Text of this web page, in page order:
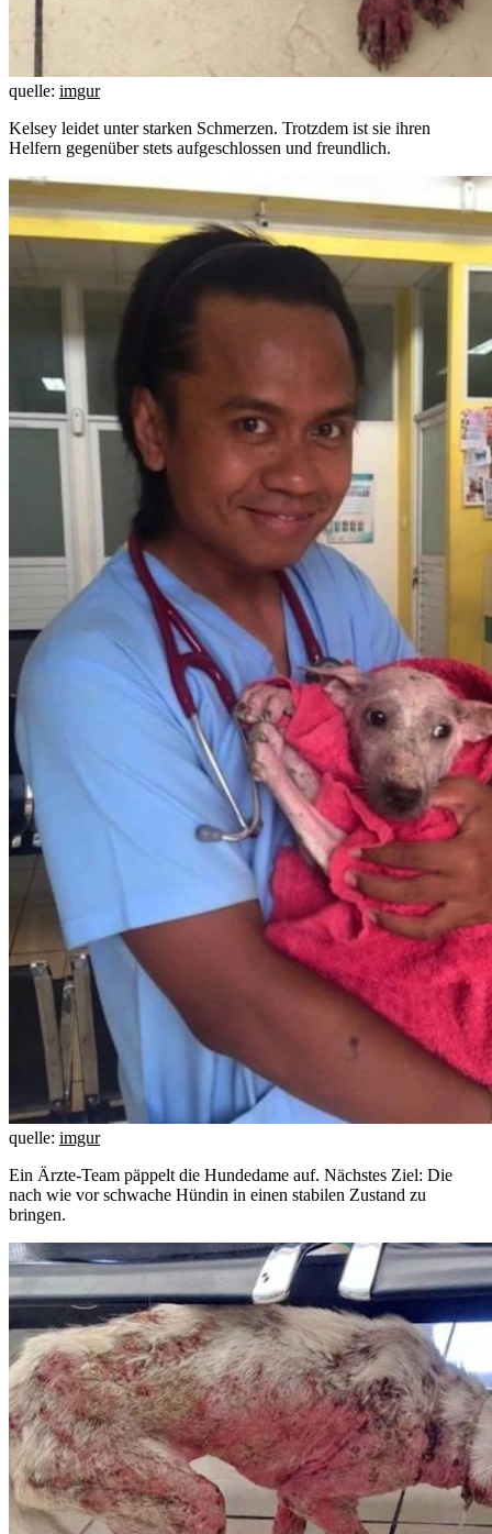
quelle: imgur
Kelsey leidet unter starken Schmerzen. Trotzdem ist sie ihren
Helfern gegenüber stets aufgeschlossen und freundlich.
quelle: imgur
Ein Ärzte-Team päppelt die Hundedame auf. Nächstes Ziel: Die
nach wie vor schwache Hündin in einen stabilen Zustand zu
bringen.